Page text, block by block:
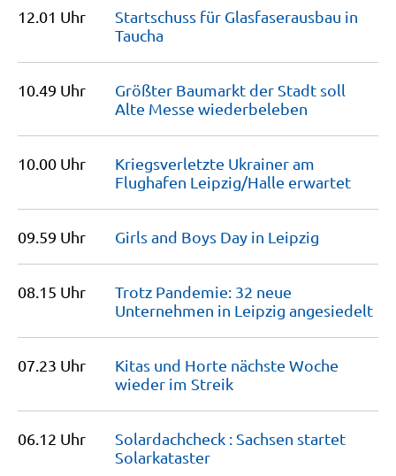
12.01 Uhr
Startschuss für Glasfaserausbau in
Taucha
10.49 Uhr
Größter Baumarkt der Stadt soll
Alte Messe wiederbeleben
10.00 Uhr
Kriegsverletzte Ukrainer am
Flughafen Leipzig/Halle erwartet
09.59 Uhr Girls and Boys Day in Leipzig
08.15 Uhr
Trotz Pandemie: 32 neue
Unternehmen in Leipzig angesiedelt
07.23 Uhr
Kitas und Horte nächste Woche
wieder im Streik
06.12 Uhr
Solardachcheck : Sachsen startet
Solarkataster